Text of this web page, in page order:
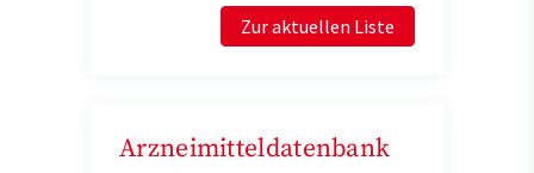
Zur aktuellen Liste
Arzneimitteldatenbank